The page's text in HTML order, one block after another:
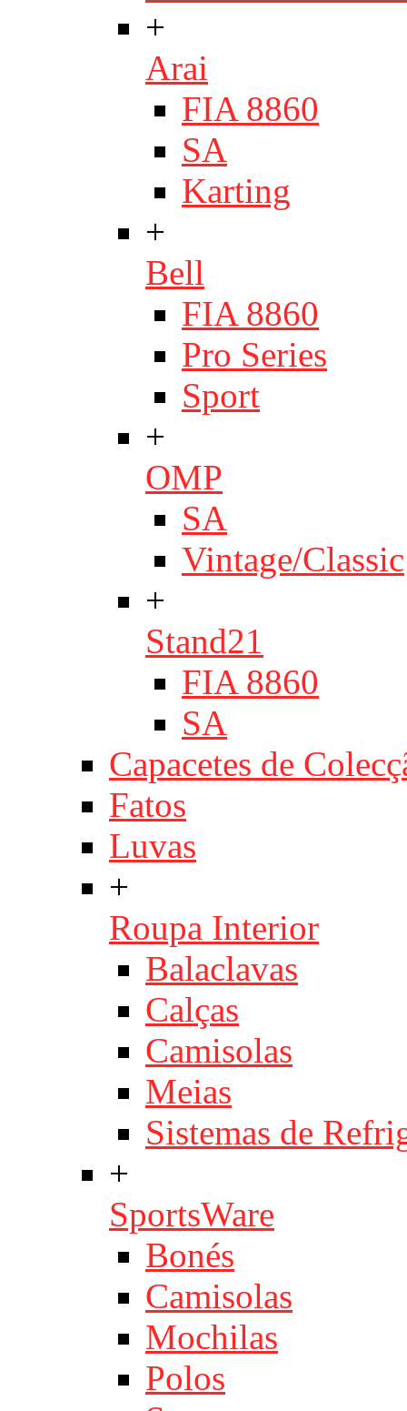
+
Arai
FIA 8860
SA
Karting
+
Bell
FIA 8860
Pro Series
Sport
+
OMP
SA
Vintage/Classic
+
Stand21
FIA 8860
SA
Capacetes de
Fatos
Luvas
+
Roupa Interior
Balaclavas
Calças
Camisolas
Meias
Sistemas de
+
SportsWare
Bonés
Camisolas
Mochilas
Polos